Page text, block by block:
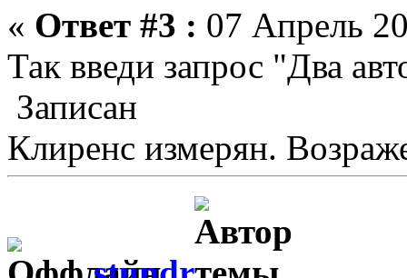
« Ответ #3 : 07 Апрель
Так введи запрос "Два
Записан
Клиренс измерян.